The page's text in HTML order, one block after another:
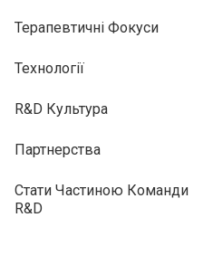
Терапевтичні Фокуси
Технології
R&D Культура
Партнерства
Стати Частиною Команди
R&D